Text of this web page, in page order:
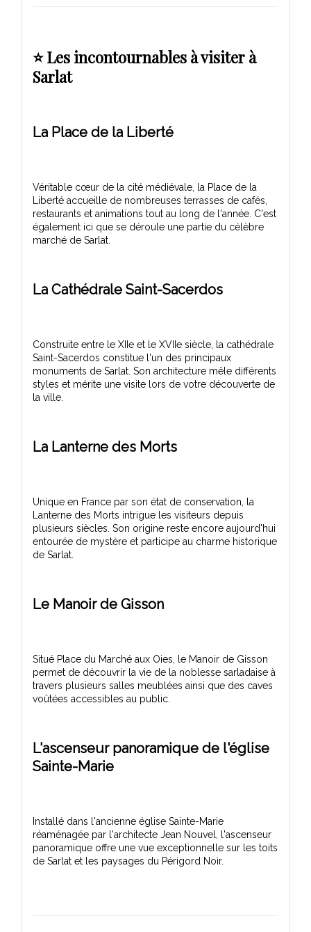
⭐ Les incontournables à visiter à
Sarlat
La Place de la Liberté
Véritable cœur de la cité médiévale, la Place de la
Liberté accueille de nombreuses terrasses de cafés,
restaurants et animations tout au long de l'année. C'est
également ici que se déroule une partie du célèbre
La Cathédrale Saint-Sacerdos
Construite entre le XIIe et le XVIIe siècle, la cathédrale
Saint-Sacerdos constitue l'un des principaux
monuments de Sarlat. Son architecture mêle différents
styles et mérite une visite lors de votre découverte de
La Lanterne des Morts
Unique en France par son état de conservation, la
Lanterne des Morts intrigue les visiteurs depuis
plusieurs siècles. Son origine reste encore aujourd'hui
entourée de mystère et participe au charme historique
Le Manoir de Gisson
Situé Place du Marché aux Oies, le Manoir de Gisson
permet de découvrir la vie de la noblesse sarladaise à
travers plusieurs salles meublées ainsi que des caves
L'ascenseur panoramique de l'église
Sainte-Marie
Installé dans l'ancienne église Sainte-Marie
réaménagée par l'architecte Jean Nouvel, l'ascenseur
panoramique offre une vue exceptionnelle sur les toits